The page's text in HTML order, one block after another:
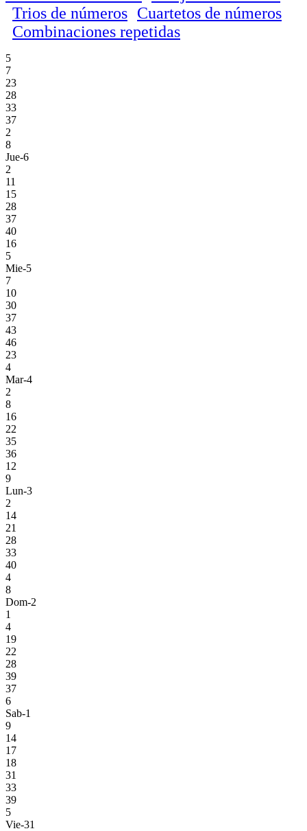
Trios de números Cuartetos de números
Combinaciones repetidas
5
7
23
28
33
37
2
8
Jue-6
2
11
15
28
37
40
16
5
Mie-5
7
10
30
37
43
46
23
4
Mar-4
2
8
16
22
35
36
12
9
Lun-3
2
14
21
28
33
40
4
8
Dom-2
1
4
19
22
28
39
37
6
Sab-1
9
14
17
18
31
33
39
5
Vie-31